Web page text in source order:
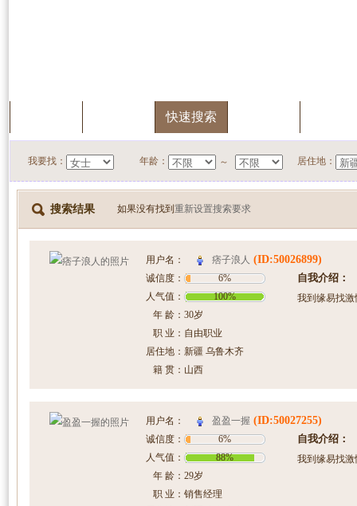
快速搜索
我要找： 年龄： ～ 居住地：
搜索结果 如果没有找到 重新设置搜索要求
用户名： 痞子浪人 (ID:50026899)
诚信度：
6%
人气值：
100%
年 龄： 30岁
职 业： 自由职业
居住地： 新疆 乌鲁木齐
籍 贯： 山西
自我介绍：
我到缘易找激
用户名： 盈盈一握 (ID:50027255)
诚信度：
6%
人气值：
88%
年 龄： 29岁
职 业： 销售经理
自我介绍：
我到缘易找激